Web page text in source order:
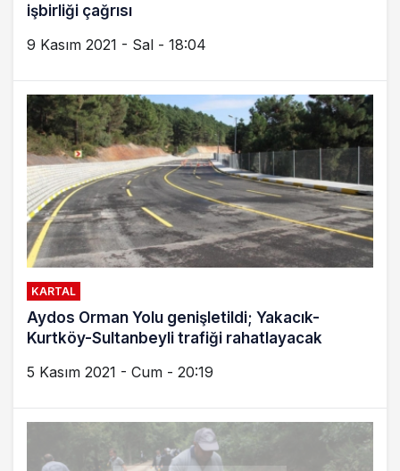
işbirliği çağrısı
9 Kasım 2021 - Sal - 18:04
KARTAL
Aydos Orman Yolu genişletildi; Yakacık-
Kurtköy-Sultanbeyli trafiği rahatlayacak
5 Kasım 2021 - Cum - 20:19